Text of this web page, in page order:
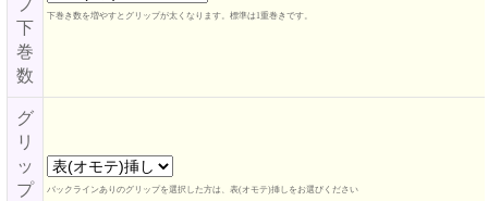
プ
下
巻
数
下巻き数を増やすとグリップが太くなります。標準は1重巻きです。
グ
リ
ッ
プ
バックラインありのグリップを選択した方は、表(オモテ)挿しをお選びください